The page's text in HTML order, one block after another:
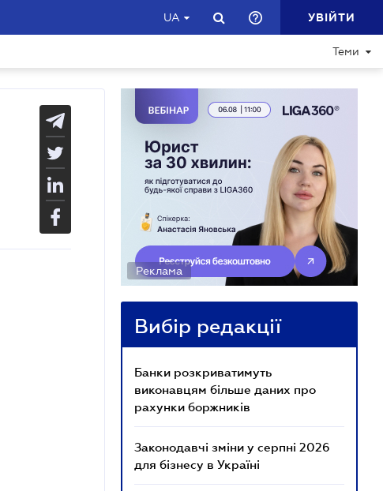
UA УВІЙТИ
Теми
Реклама
Вибір редакції
Банки розкриватимуть
виконавцям більше даних про
рахунки боржників
Законодавчі зміни у серпні 2026
для бізнесу в Україні